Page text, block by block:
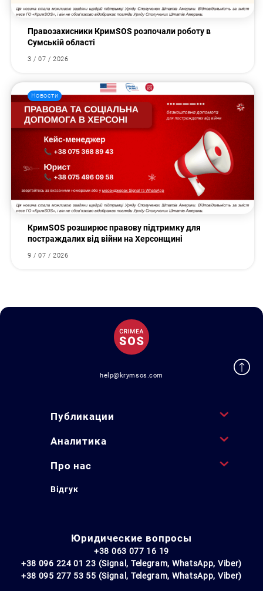
Правозахисники КримSOS розпочали роботу в
Сумській області
3 / 07 / 2026
Новости
КримSOS розширює правову підтримку для
постраждалих від війни на Херсонщині
9 / 07 / 2026
help@krymsos.com
Публикации
Аналитика
Про нас
Відгук
Юридические вопросы
+38 063 077 16 19
+38 096 224 01 23 (Signal, Telegram, WhatsApp, Viber)
+38 095 277 53 55 (Signal, Telegram, WhatsApp, Viber)